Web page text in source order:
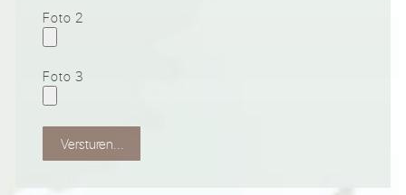
Foto 2
Foto 3
Versturen...